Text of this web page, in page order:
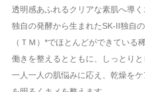
透明感あふれるクリアな素肌へ導く
独自の発酵から生まれたSK-II独自
（ＴＭ）*でほとんどができている
働きを整えるとともに、しっとりと
一人一人の肌悩みに応え、乾燥を